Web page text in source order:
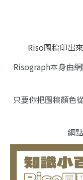
Riso圖稿印出
Risograph本身由
只要你把圖稿顏色
網